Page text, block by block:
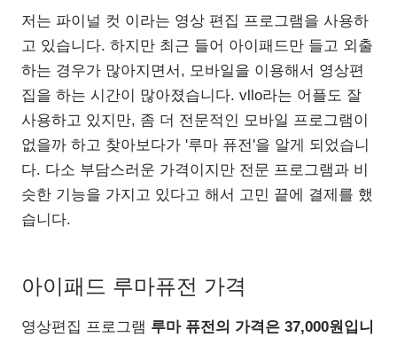
저는 파이널 컷 이라는 영상 편집 프로그램을 사용하
고 있습니다. 하지만 최근 들어 아이패드만 들고 외출
하는 경우가 많아지면서, 모바일을 이용해서 영상편
집을 하는 시간이 많아졌습니다. vllo라는 어플도 잘
사용하고 있지만, 좀 더 전문적인 모바일 프로그램이
없을까 하고 찾아보다가 '루마 퓨전'을 알게 되었습니
다. 다소 부담스러운 가격이지만 전문 프로그램과 비
슷한 기능을 가지고 있다고 해서 고민 끝에 결제를 했
습니다.
아이패드 루마퓨전 가격
영상편집 프로그램 루마 퓨전의 가격은 37,000원입니